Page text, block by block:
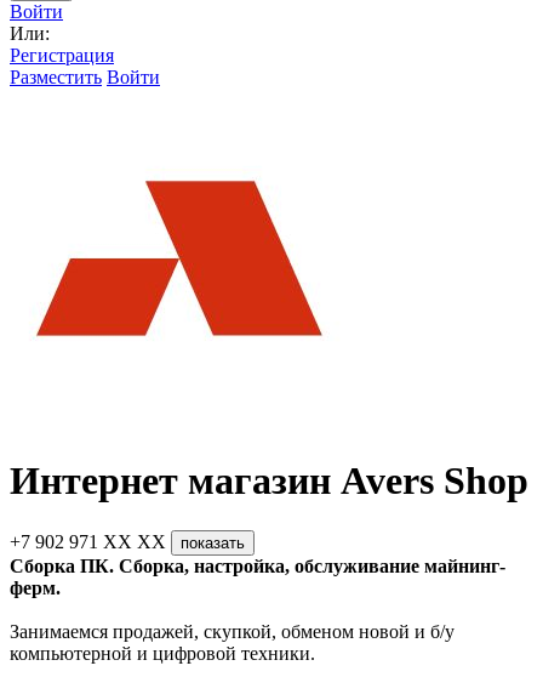
Войти
Или:
Регистрация
Разместить Войти
Интернет магазин Avers Shop
+7 902 971 XX XX показать
Сборка ПК. Сборка, настройка, обслуживание майнинг-
ферм.
Занимаемся продажей, скупкой, обменом новой и б/у
компьютерной и цифровой техники.